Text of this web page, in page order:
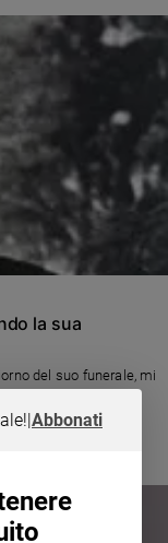
la sua
del suo funerale, mi
|Abbonati